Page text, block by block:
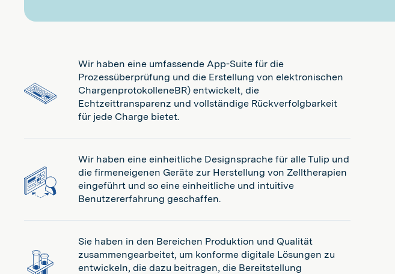
Wir haben eine umfassende App-Suite für die
Prozessüberprüfung und die Erstellung von elektronischen
ChargenprotokolleneBR) entwickelt, die
Echtzeittransparenz und vollständige Rückverfolgbarkeit
für jede Charge bietet.
Wir haben eine einheitliche Designsprache für alle Tulip und
die firmeneigenen Geräte zur Herstellung von Zelltherapien
eingeführt und so eine einheitliche und intuitive
Benutzererfahrung geschaffen.
Sie haben in den Bereichen Produktion und Qualität
zusammengearbeitet, um konforme digitale Lösungen zu
entwickeln, die dazu beitragen, die Bereitstellung